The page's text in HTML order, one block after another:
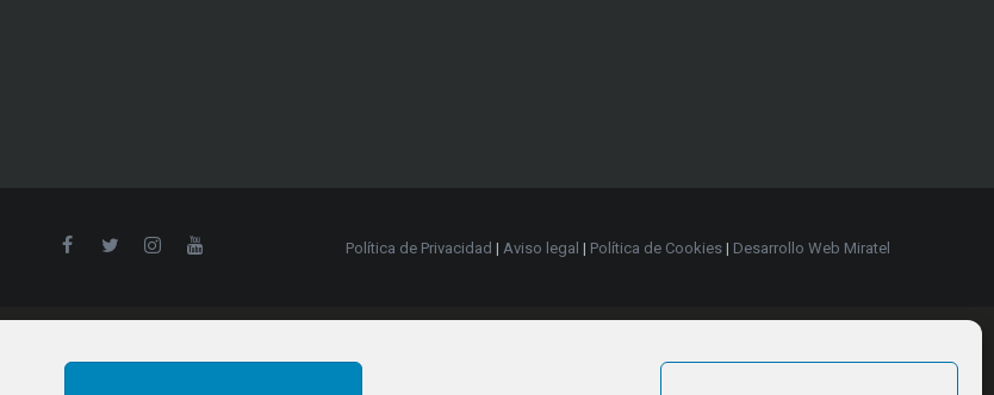
Política de Privacidad | Aviso legal | Política de Cookies | Desarrollo Web Miratel